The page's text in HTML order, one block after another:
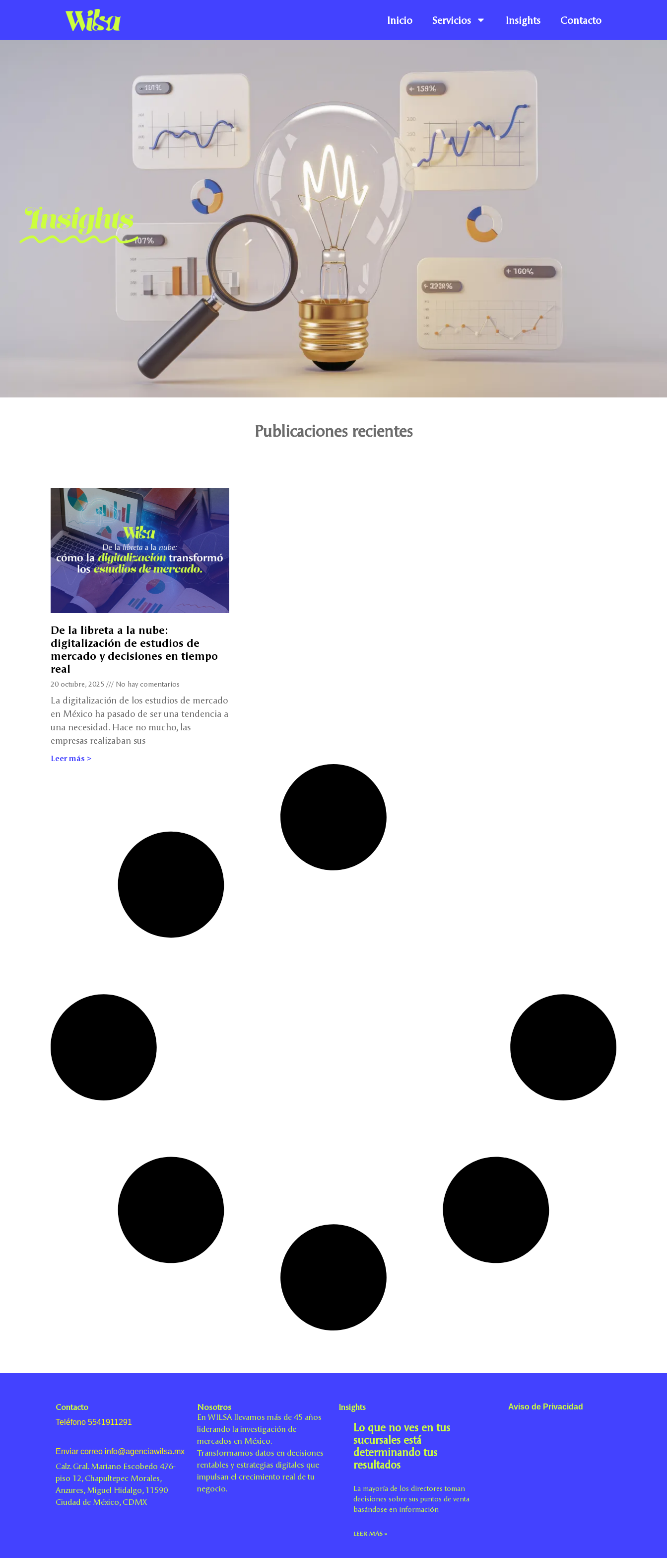
Inicio Servicios Insights Contacto
Insights
Publicaciones recientes
De la libreta a la nube:
digitalización de estudios de
mercado y decisiones en tiempo
real
20 octubre, 2025 No hay comentarios
La digitalización de los estudios de mercado
en México ha pasado de ser una tendencia a
una necesidad. Hace no mucho, las
empresas realizaban sus
Leer más >
Contacto
Teléfono 5541911291
Enviar correo info@agenciawilsa.mx
Calz. Gral. Mariano Escobedo 476-
piso 12, Chapultepec Morales,
Anzures, Miguel Hidalgo, 11590
Ciudad de México, CDMX
Nosotros
En WILSA llevamos más de 45 años
liderando la investigación de
mercados en México.
Transformamos datos en decisiones
rentables y estrategias digitales que
impulsan el crecimiento real de tu
negocio.
Insights
Lo que no ves en tus
sucursales está
determinando tus
resultados
La mayoría de los directores toman
decisiones sobre sus puntos de venta
basándose en información
LEER MÁS »
Aviso de Privacidad